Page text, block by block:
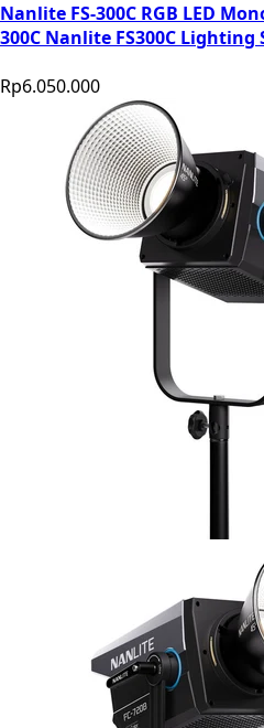
Nanlite FS-300C RGB LED
300C Nanlite FS300C Lighting
Rp6.050.000